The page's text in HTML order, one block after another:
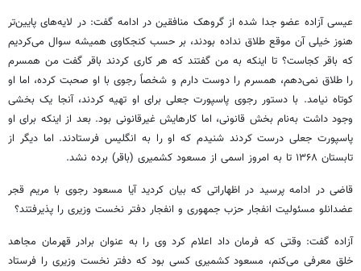
عیسی آزاده عضو جدا شده از گروهک منافقین در ادامه گفت: در لایه‌های پایین‌تر
هنوز خیلی آن موقع طلاق نداده بودند، بر حسب کنجکاوی همیشه سوال می‌کردیم
که باقر کجاست؟ تا اینکه به من گفتند که هر کاری کردند باقر گفت من همسرم
را طلاق نمی‌دهم، همسرم را دوست دارم و شخصاً رجویبا او صحبت کرده، اما او
کوتاه نیامد. با دستوررجوی پاسپورت جعلی برای او تهیه کردند، آنجا یک بخشی
وجود داشت به‌نام بخش قانونی، اما کارهایش غیرقانونی بود. بعد از اینکه برای او
پاسپورت جعلی درست کردند شنیدم که او را به انگلیس فرستادند. اما دیگر از
تابستان ۱۳۶۸ تا به امروز اسمی از مسعود کشمیری (باقر) برده نشد.
قاضی در ادامه پرسید در اظهاراتی که بیان کردید آیا مسعودرجوی با مریم قجر
عضدانلو مسئولیت انفجار حزب جمهوری و انفجار دفتر نخست وزیری را پذیرفتند؟
آزاده گفت: وقتی که فرمان داد اعلام کرد وی را به عنوان برادر قهرمان مجاهد
خلق معرفی می‌کنم، مسعود کشمیری کسی بود که دفتر نخست وزیری را فرستاد